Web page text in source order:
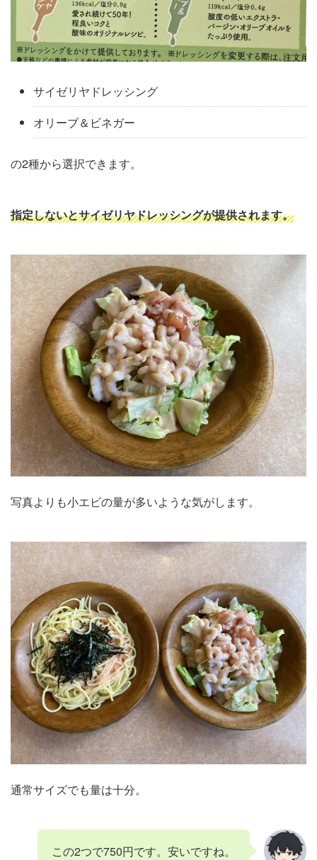
サイゼリヤドレッシング
オリーブ＆ビネガー
の2種から選択できます。
指定しないとサイゼリヤドレッシングが提供されます。
写真よりも小エビの量が多いような気がします。
通常サイズでも量は十分。
この2つで750円です。安いですね。